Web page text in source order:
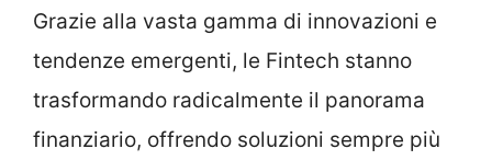
Grazie alla vasta gamma di innovazioni e
tendenze emergenti, le Fintech stanno
trasformando radicalmente il panorama
finanziario, offrendo soluzioni sempre più